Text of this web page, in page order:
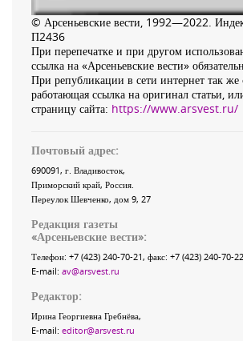
© Арсеньевские вести, 1992—2022.
П2436
При перепечатке и при другом
ссылка на «Арсеньевские вести»
При републикации в сети интернет так же
работающая ссылка на оригинал статьи,
страницу сайта: https://www.arsvest.ru/
Почтовый адрес:
690091, г. Владивосток,
Приморский край, Россия.
Переулок Шевченко, дом 9, 27
Редакция газеты
«Арсеньевские вести»:
Телефон: +7 (423) 240-70-21, факс: +7 (423) 240-70-22
E-mail: av@arsvest.ru
Редактор:
Ирина Георгиевна Гребнёва,
E-mail: editor@arsvest.ru